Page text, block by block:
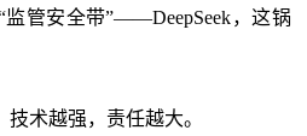
监管安全带”——DeepSeek，这锅
技术越强，责任越大。